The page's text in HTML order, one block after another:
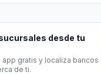
desde tu
app gratis y localiza bancos
de ti.